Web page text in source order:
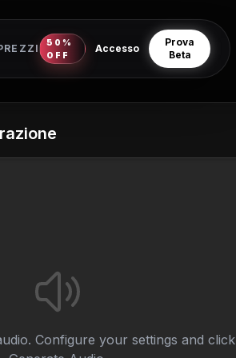
50%
OFF
Accesso
Prova
Beta
Configure your settings and click